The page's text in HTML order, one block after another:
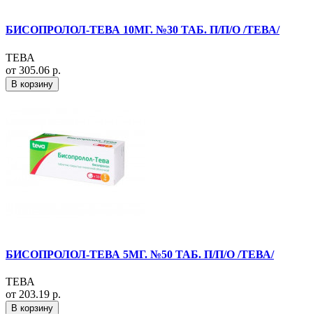
БИСОПРОЛОЛ-ТЕВА 10МГ. №30 ТАБ. П/П/О /ТЕВА/
ТЕВА
от 305.06 р.
В корзину
БИСОПРОЛОЛ-ТЕВА 5МГ. №50 ТАБ. П/П/О /ТЕВА/
ТЕВА
от 203.19 р.
В корзину